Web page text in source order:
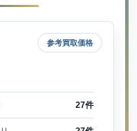
参考買取価格
27件